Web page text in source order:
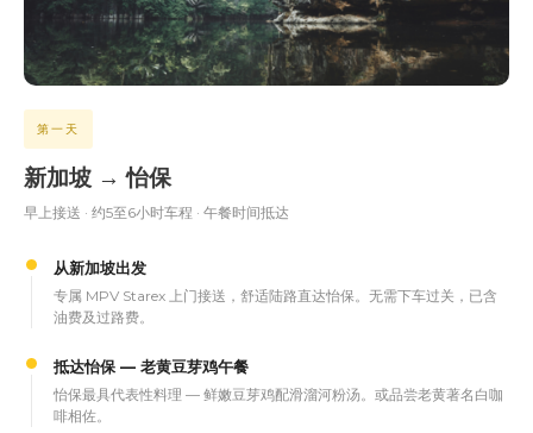
第一天
新加坡 → 怡保
早上接送 · 约5至6小时车程 · 午餐时间抵达
从新加坡出发
专属 MPV Starex 上门接送，舒适陆路直达怡保。无需下车过关，已含
油费及过路费。
抵达怡保 — 老黄豆芽鸡午餐
怡保最具代表性料理 — 鲜嫩豆芽鸡配滑溜河粉汤。或品尝老黄著名白咖
啡相佐。